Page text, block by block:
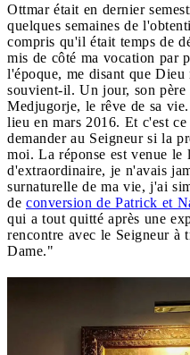
Ottmar était en dernier
quelques semaines de
compris qu'il était temps de
mis de côté ma vocation par
l'époque, me disant que
souvient-il. Un jour, son
Medjugorje, le rêve de sa
lieu en mars 2016. Et c'est
demander au Seigneur si la
moi. La réponse est venue le
d'extraordinaire, je n'avais
surnaturelle de ma vie, j'ai
de conversion de Patrick et
qui a tout quitté après une
rencontre avec le Seigneur à
Dame."